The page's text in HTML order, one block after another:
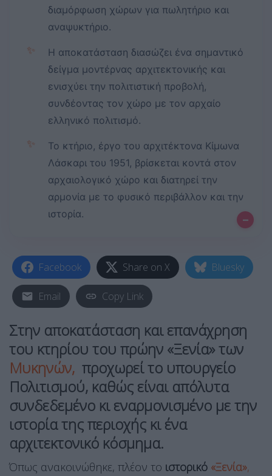
διαμόρφωση χώρων για πωλητήριο και
αναψυκτήριο.
✨
Η αποκατάσταση διασώζει ένα σημαντικό
δείγμα μοντέρνας αρχιτεκτονικής και
ενισχύει την πολιτιστική προβολή,
συνδέοντας τον χώρο με τον αρχαίο
ελληνικό πολιτισμό.
✨
Το κτήριο, έργο του αρχιτέκτονα Κίμωνα
Λάσκαρι του 1951, βρίσκεται κοντά στον
αρχαιολογικό χώρο και διατηρεί την
αρμονία με το φυσικό περιβάλλον και την
ιστορία.
–
Facebook Share on X Bluesky
Email Copy Link
Στην αποκατάσταση και επανάχρηση
του κτηρίου του πρώην «Ξενία» των
Μυκηνών, προχωρεί το υπουργείο
Πολιτισμού, καθώς είναι απόλυτα
συνδεδεμένο κι εναρμονισμένο με την
ιστορία της περιοχής κι ένα
αρχιτεκτονικό κόσμημα.
Όπως ανακοινώθηκε, πλέον το ιστορικό «Ξενία»,